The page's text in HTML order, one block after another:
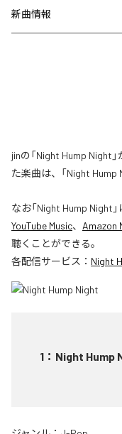
新曲情報
jinの「Night Hump Night
た楽曲は、「Night Hump
なお「Night Hump Night
YouTube Music、 Amazon
聴くことができる。
各配信サービス： Night
1 ： Night Hump